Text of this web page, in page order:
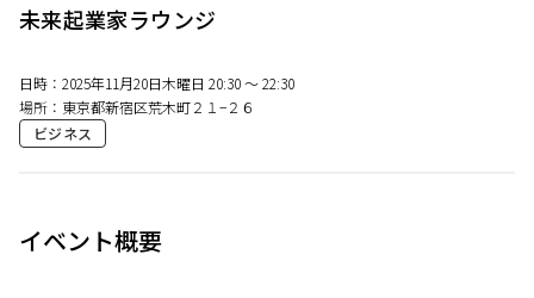
未来起業家ラウンジ
日時： 2025年11月20日木曜日 20:30 〜 22:30
場所： 東京都新宿区荒木町２１−２６
ビジネス
イベント概要